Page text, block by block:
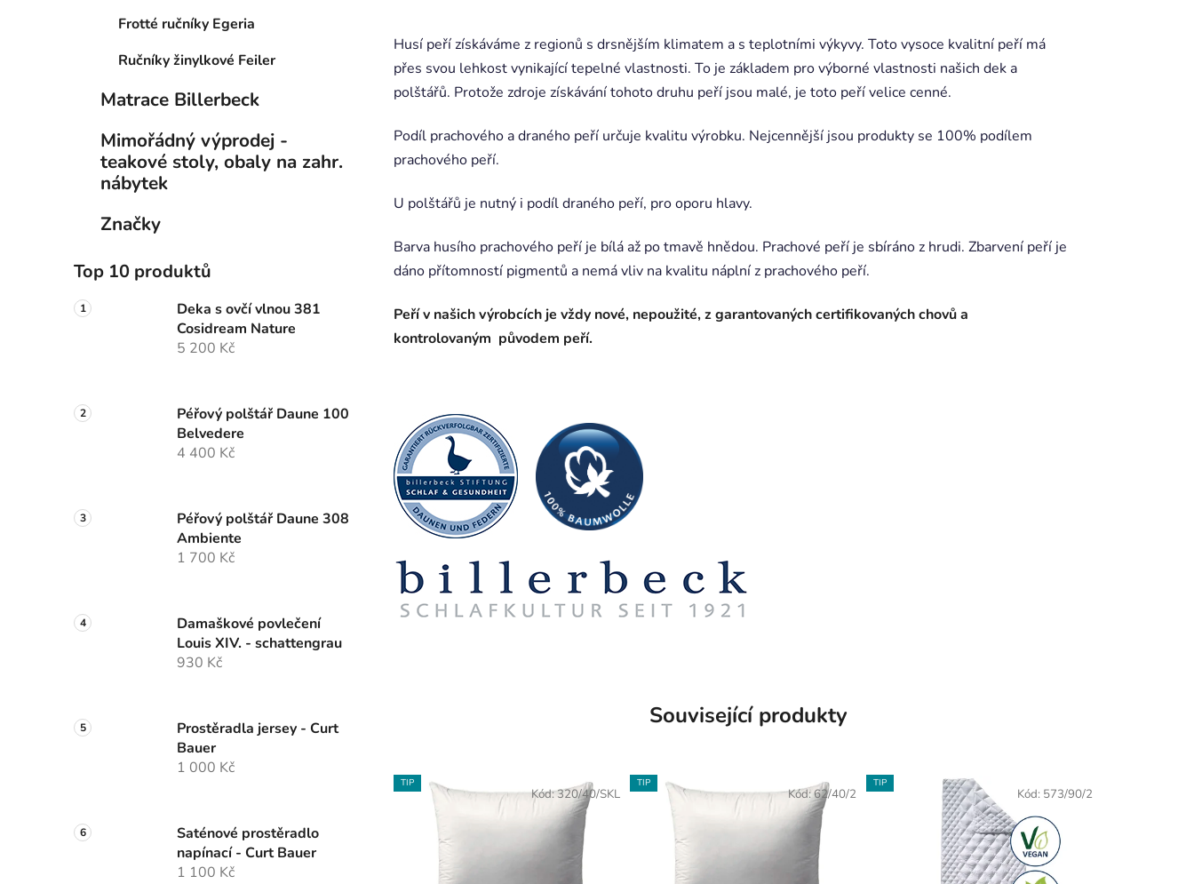
Frotté ručníky Egeria
Ručníky žinylkové Feiler
Matrace Billerbeck
Mimořádný výprodej -
teakové stoly, obaly na zahr.
nábytek
Značky
Top 10 produktů
Deka s ovčí vlnou 381
Cosidream Nature
5 200 Kč
Péřový polštář Daune 100
Belvedere
4 400 Kč
Péřový polštář Daune 308
Ambiente
1 700 Kč
Damaškové povlečení
Louis XIV. - schattengrau
930 Kč
Prostěradla jersey - Curt
Bauer
1 000 Kč
Saténové prostěradlo
napínací - Curt Bauer
1 100 Kč
Husí peří získáváme z regionů s drsnějším klimatem a s teplotními výkyvy. Toto vysoce kvalitní peří má
přes svou lehkost vynikající tepelné vlastnosti. To je základem pro výborné vlastnosti našich dek a
polštářů. Protože zdroje získávání tohoto druhu peří jsou malé, je toto peří velice cenné.
Podíl prachového a draného peří určuje kvalitu výrobku. Nejcennější jsou produkty se 100% podílem
prachového peří.
U polštářů je nutný i podíl draného peří, pro oporu hlavy.
Barva husího prachového peří je bílá až po tmavě hnědou. Prachové peří je sbíráno z hrudi. Zbarvení peří je
dáno přítomností pigmentů a nemá vliv na kvalitu náplní z prachového peří.
Peří v našich výrobcích je vždy nové, nepoužité, z garantovaných certifikovaných chovů a
kontrolovaným původem peří.
Související produkty
TIP
Kód:320/40/SKL
TIP
Kód:62/40/2
TIP
Kód: 573/90/2